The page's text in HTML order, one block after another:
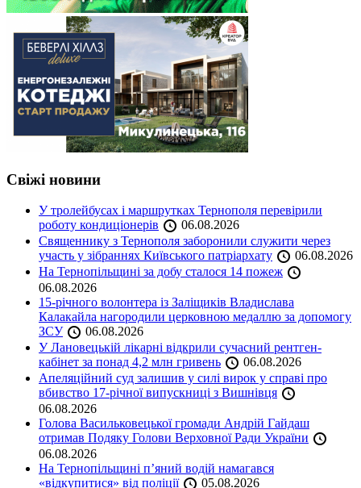
Свіжі новини
У тролейбусах і маршрутках Тернополя перевірили
роботу кондиціонерів
06.08.2026
Священнику з Тернополя заборонили служити через
участь у зібраннях Київського патріархату
06.08.2026
На Тернопільщині за добу сталося 14 пожеж
06.08.2026
15-річного волонтера із Заліщиків Владислава
Калакайла нагородили церковною медаллю за допомогу
ЗСУ
06.08.2026
У Лановецькій лікарні відкрили сучасний рентген-
кабінет за понад 4,2 млн гривень
06.08.2026
Апеляційний суд залишив у силі вирок у справі про
вбивство 17-річної випускниці з Вишнівця
06.08.2026
Голова Васильковецької громади Андрій Гайдаш
отримав Подяку Голови Верховної Ради України
06.08.2026
На Тернопільщині п’яний водій намагався
«відкупитися» від поліції
05.08.2026